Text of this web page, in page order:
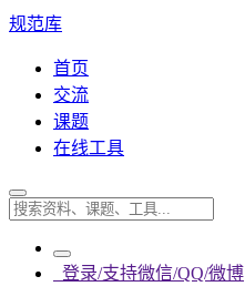
规范库
首页
交流
课题
在线工具
登录/支持微信/QQ/微博